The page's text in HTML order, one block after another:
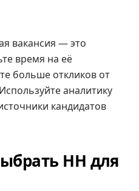
вакансия — это
время на её
больше откликов от
аналитику
кандидатов
HH для